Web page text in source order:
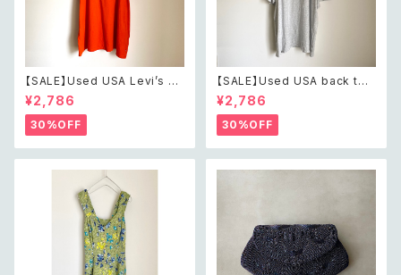
【SALE】Used USA Levi’s su
nrise design orange t shirt
レトロ アメリカ ユーズド 古着
リーバイス サンライズ デザイン
オレンジ Tシャツ XXL
¥2,786
30%OFF
【SALE】Used USA back to t
he 80s car design t shirt レ
トロ アメリカ ユーズド 古着 カ
ーデザイン ライトグレー Tシャ
ツ XXL
¥2,786
30%OFF